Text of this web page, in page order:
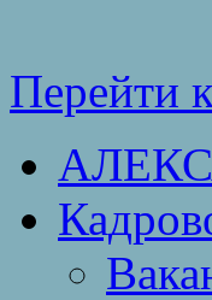
Перейти